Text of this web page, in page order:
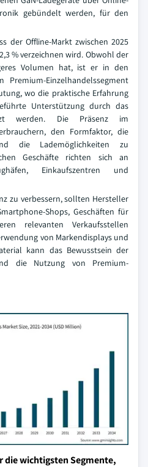
gebündelt werden, für den
der Offline-Markt zwischen 2025
% verzeichnen wird. Obwohl der
Volumen hat, ist er in den
Einzelhandelssegment
wo die praktische Erfahrung
Unterstützung durch das
werden. Die Präsenz im
den Formfaktor, die
die Lademöglichkeiten zu
Geschäfte richten sich an
Einkaufszentren und
zu verbessern, sollten Hersteller
Shops, Geschäften für
relevanten Verkaufsstellen
von Markendisplays und
kann das Bewusstsein der
die Nutzung von Premium-
die wichtigsten Segmente,